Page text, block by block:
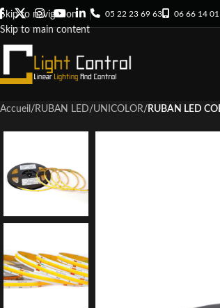
Skip to navigation
Skip to main content
05 22 23 69 63 06 66 14 01
Accueil / RUBAN LED/UNICOLOR/ RUBAN LED